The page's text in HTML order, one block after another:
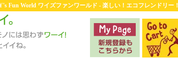
Fun World ワイズファンワールド - 楽しい！エコフレンドリー！